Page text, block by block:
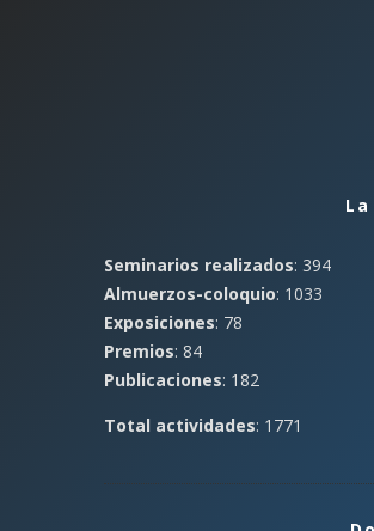
Seminarios realizados: 394
Almuerzos-coloquio: 1033
Exposiciones: 78
Premios: 84
Publicaciones: 182
Total actividades: 1771